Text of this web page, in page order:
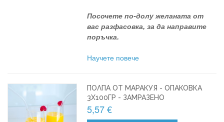
Посочете по-долу желаната от
вас разфасовка, за да направите
поръчка.
Научете повече
ПОЛПА ОТ МАРАКУЯ - ОПАКОВКА
3X100ГР - ЗАМРАЗЕНО
5,57 €